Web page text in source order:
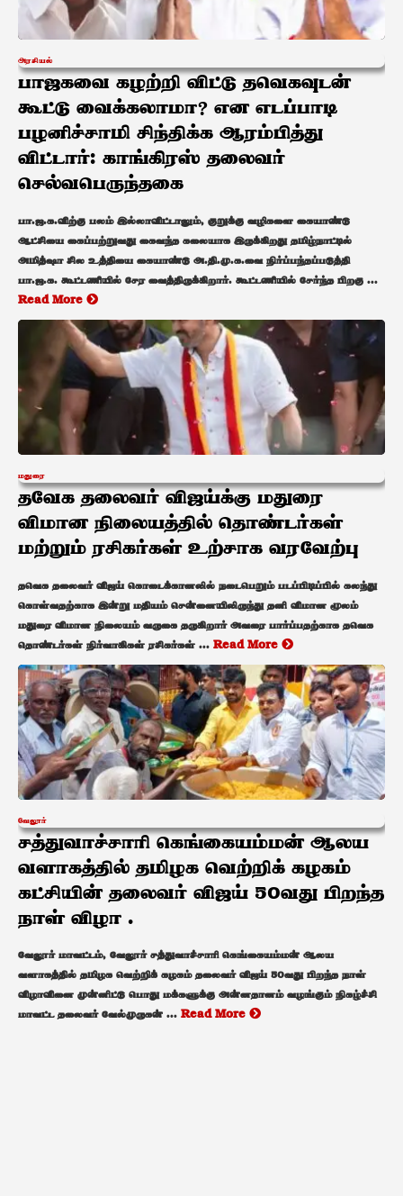
அரசியல்
பாஜகவை கழற்றி விட்டு தவெகவுடன்
கூட்டு வைக்கலாமா? என எடப்பாடி
பழனிச்சாமி சிந்திக்க ஆரம்பித்து
விட்டார்: காங்கிரஸ் தலைவர்
செல்வபெருந்தகை
பா.ஜ.க.விற்கு பலம் இல்லாவிட்டாலும், குறுக்கு வழிகளை கையாண்டு
ஆட்சியை கைப்பற்றுவது கைவந்த கலையாக இருக்கிறது தமிழ்நாட்டில்
அமித்ஷா சில உத்தியை கையாண்டு அ.தி.மு.க.வை நிர்ப்பந்தப்படுத்தி
பா.ஜ.க. கூட்டணியில் சேர வைத்திருக்கிறார். கூட்டணியில் சேர்ந்த பிறகு ...
Read More
மதுரை
தவேக தலைவர் விஜய்க்கு மதுரை
விமான நிலையத்தில் தொண்டர்கள்
மற்றும் ரசிகர்கள் உற்சாக வரவேற்பு
தவெக தலைவர் விஜய் கொடைக்கானலில் நடைபெறும் படப்பிடிப்பில் கலந்து
கொள்வதற்காக இன்று மதியம் சென்னையிலிருந்து தனி விமான மூலம்
மதுரை விமான நிலையம் வருகை தருகிறார் அவரை பார்ப்பதற்காக தவெக
தொண்டர்கள் நிர்வாகிகள் ரசிகர்கள் ... Read More
வேலூர்
சத்துவாச்சாரி கெங்கையம்மன் ஆலய
வளாகத்தில் தமிழக வெற்றிக் கழகம்
கட்சியின் தலைவர் விஜய் 50வது பிறந்த
நாள் விழா .
வேலூர் மாவட்டம், வேலூர் சத்துவாச்சாரி கெங்கையம்மன் ஆலய
வளாகத்தில் தமிழக வெற்றிக் கழகம் தலைவர் விஜய் 50வது பிறந்த நாள்
விழாவினை முன்னிட்டு பொது மக்களுக்கு அன்னதானம் வழங்கும் நிகழ்ச்சி
மாவட்ட தலைவர் வேல்முருகன் ... Read More